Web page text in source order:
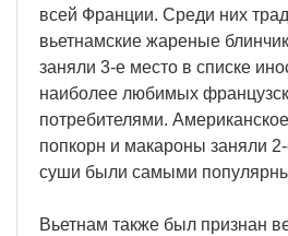
всей Франции. Среди них
вьетнамские жареные
заняли 3-е место в списке
наиболее любимых
потребителями.
попкорн и макароны заняли
суши были самыми
Вьетнам также был признан